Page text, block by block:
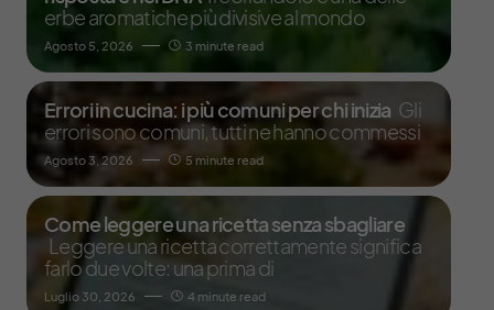
erbe aromatiche più divisive al mondo
Agosto 5, 2026 3 minute read
Errori in cucina: i più comuni per chi inizia Gli
errori sono comuni, tutti ne hanno commessi
Agosto 3, 2026 5 minute read
Come leggere una ricetta senza sbagliare
Leggere una ricetta correttamente significa
farlo due volte: una prima di
Luglio 30, 2026 4 minute read